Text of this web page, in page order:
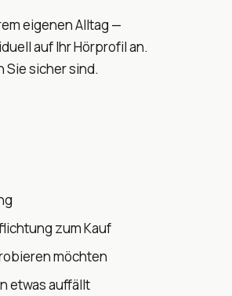
eigenen Alltag —
auf Ihr Hörprofil an.
Sie sicher sind.
zum Kauf
möchten
etwas auffällt